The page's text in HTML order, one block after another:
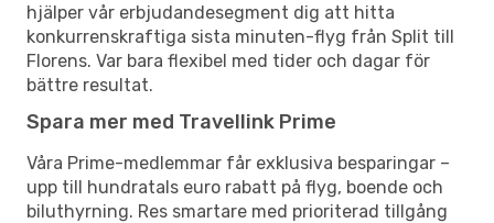
hjälper vår erbjudandesegment dig att hitta
konkurrenskraftiga sista minuten-flyg från Split till
Florens. Var bara flexibel med tider och dagar för
bättre resultat.
Spara mer med Travellink Prime
Våra Prime-medlemmar får exklusiva besparingar –
upp till hundratals euro rabatt på flyg, boende och
biluthyrning. Res smartare med prioriterad tillgång